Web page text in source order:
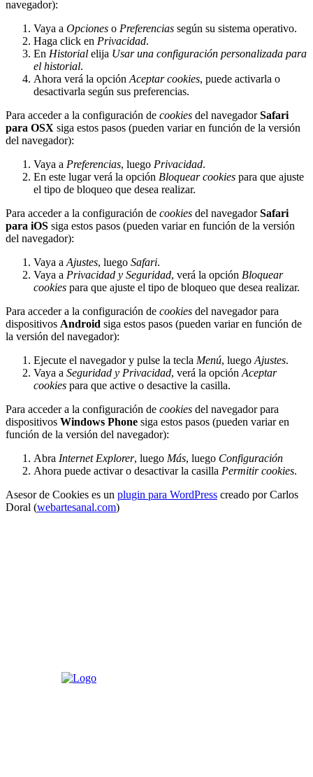
navegador):
Vaya a Opciones o Preferencias según su sistema operativo.
Haga click en Privacidad.
En Historial elija Usar una configuración personalizada para
el historial.
Ahora verá la opciónAceptar cookies, puede activarla o
desactivarla según sus preferencias.
Para acceder a la configuración de cookies del navegadorSafari
para OSX siga estos pasos (pueden variar en función de la versión
del navegador):
Vaya a Preferencias, luego Privacidad.
En este lugar verá la opción Bloquear cookies para que ajuste
el tipo de bloqueo que desea realizar.
Para acceder a la configuración de cookies del navegadorSafari
para iOS siga estos pasos (pueden variar en función de la versión
del navegador):
Vaya aAjustes, luego Safari.
Vaya a Privacidad y Seguridad, verá la opción Bloquear
cookies para que ajuste el tipo de bloqueo que desea realizar.
Para acceder a la configuración de cookies del navegador para
dispositivos Android siga estos pasos (pueden variar en función de
la versión del navegador):
Ejecute el navegador y pulse la tecla Menú, luegoAjustes.
Vaya a Seguridad y Privacidad, verá la opciónAceptar
cookies para que active o desactive la casilla.
Para acceder a la configuración de cookies del navegador para
dispositivos Windows Phone siga estos pasos (pueden variar en
función de la versión del navegador):
Abra Internet Explorer, luego Más, luego Configuración
Ahora puede activar o desactivar la casilla Permitir cookies.
Asesor de Cookies es un plugin para WordPress creado por Carlos
Doral (webartesanal.com)